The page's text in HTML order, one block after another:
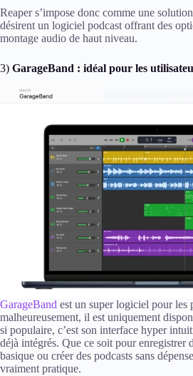
Reaper s’impose donc comme une
désirent un logiciel podcast offrant des
montage audio de haut niveau.
3) GarageBand : idéal pour les
GarageBand est un super logiciel pour les
malheureusement, il est uniquement
si populaire, c’est son interface hyper
déjà intégrés. Que ce soit pour enregistrer
basique ou créer des podcasts sans
vraiment pratique.